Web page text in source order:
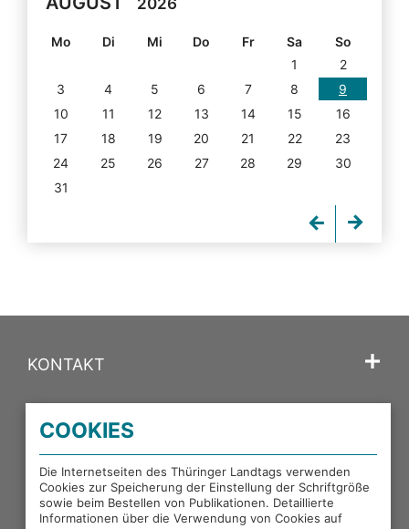
Mo Di Mi Do Fr Sa
So
1
2
3
4 5 6 7 8
9
10
11 12 13 14 15
16
17
18 19 20 21 22
23
24
25 26 27 28 29
30
31
KONTAKT
PORTALE DES THÜRINGER LANDTAGS
EXTERNE LINKS
COOKIES
Die Internetseiten des Thüringer Landtags verwenden
Cookies zur Speicherung der Einstellung der Schriftgröße
sowie beim Bestellen von Publikationen. Detaillierte
Informationen über die Verwendung von Cookies auf